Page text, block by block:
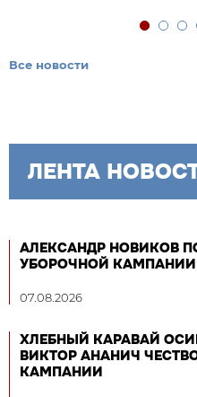
Все новости
ЛЕНТА
АЛЕКСАНДР НОВИКОВ
УБОРОЧНОЙ КАМПАНИИ
07.08.2026
ХЛЕБНЫЙ КАРАВАЙ
ВИКТОР АНАНИЧ
КАМПАНИИ